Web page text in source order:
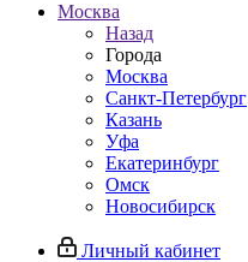
Москва
Назад
Города
Москва
Санкт-Петербург
Казань
Уфа
Екатеринбург
Омск
Новосибирск
Личный кабинет